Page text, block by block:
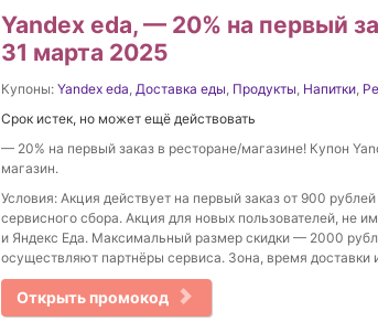
Yandex eda, — 20% на первый
31 марта 2025
Купоны: Yandex eda, Доставка еды, Продукты, Напитки,
Срок истек, но может ещё действовать
— 20% на первый заказ в ресторане/магазине! Купон
магазин.
Условия: Акция действует на первый заказ от 900
сервисного сбора. Акция для новых пользователей, не
и Яндекс Еда. Максимальный размер скидки — 2000
осуществляют партнёры сервиса. Зона, время
Открыть промокод